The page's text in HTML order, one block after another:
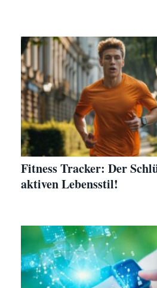
Fitness Tracker: Der
aktiven Lebensstil!